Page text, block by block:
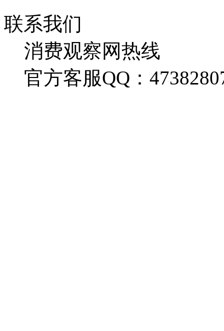
联系我们
消费观察网热线
官方客服QQ：